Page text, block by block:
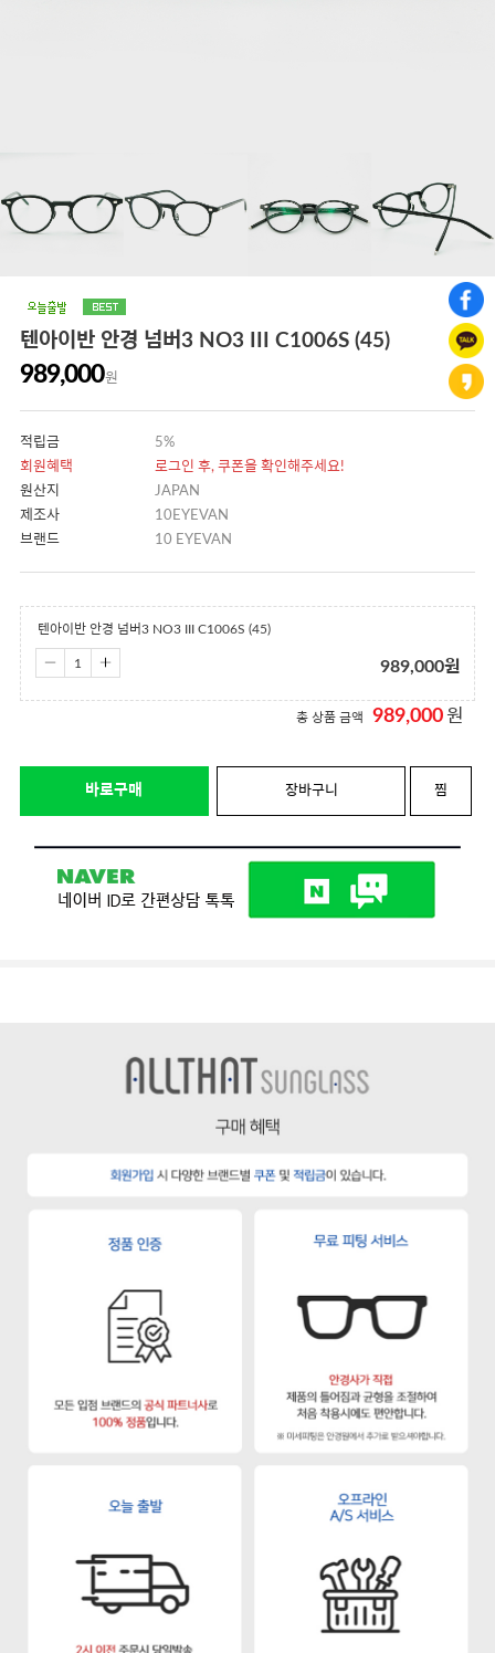
텐아이반 안경 넘버3 NO3 III C1006S (45)
989,000원
적립금
5%
회원혜택
로그인 후, 쿠폰을 확인해주세요!
원산지
JAPAN
제조사
10EYEVAN
브랜드
10 EYEVAN
텐아이반 안경 넘버3 NO3 III C1006S (45)
989,000원
총 상품 금액 989,000 원
바로구매 장바구니 찜